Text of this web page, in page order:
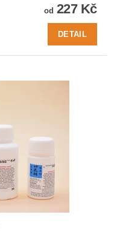
od 227 Kč
DETAIL